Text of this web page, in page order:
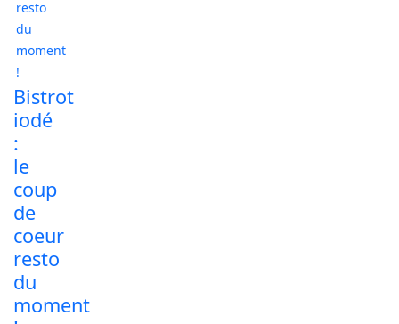
Bistrot
iodé
:
le
coup
de
coeur
resto
du
moment